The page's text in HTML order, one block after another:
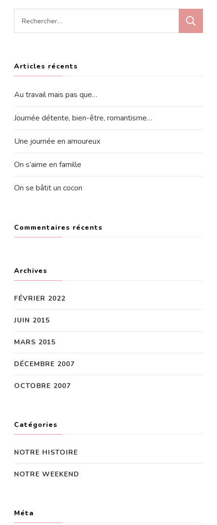
Rechercher :
Articles récents
Au travail mais pas que…
Journée détente, bien-être, romantisme…
Une journée en amoureux
On s’aime en famille
On se bâtit un cocon
Commentaires récents
Archives
FÉVRIER 2022
JUIN 2015
MARS 2015
DÉCEMBRE 2007
OCTOBRE 2007
Catégories
NOTRE HISTOIRE
NOTRE WEEKEND
Méta